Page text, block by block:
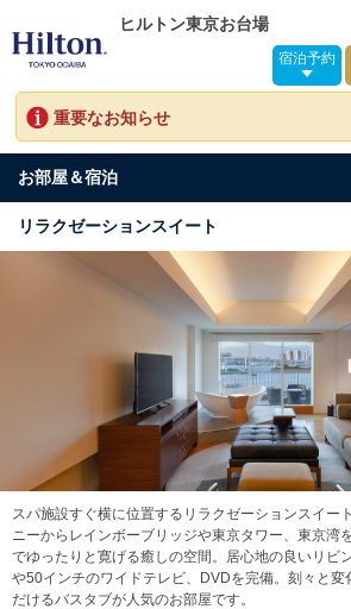
ヒルトン東京お台場
宿泊予約
重要なお知らせ
お部屋＆宿泊
リラクゼーションスイート
スパ施設すぐ横に位置するリラクゼーションスイー
ニーからレインボーブリッジや東京タワー、東京湾
でゆったりと寛げる癒しの空間。居心地の良いリビ
や50インチのワイドテレビ、DVDを完備。刻々と変
だけるバスタブが人気のお部屋です。